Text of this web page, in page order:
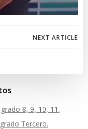
NEXT ARTICLE
8, 9, 10, 11.
Tercero.